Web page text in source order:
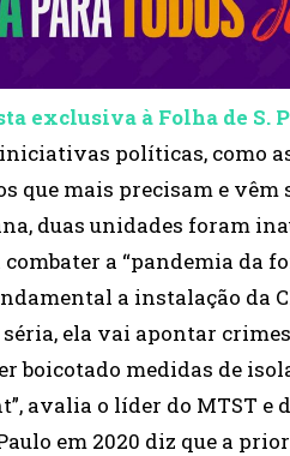
exclusiva à Folha de S.
políticas, como
que mais precisam e
duas unidades foram
a “pandemia da
a instalação da
ela vai apontar
boicotado medidas de
avalia o líder do MTST e
em 2020 diz que a